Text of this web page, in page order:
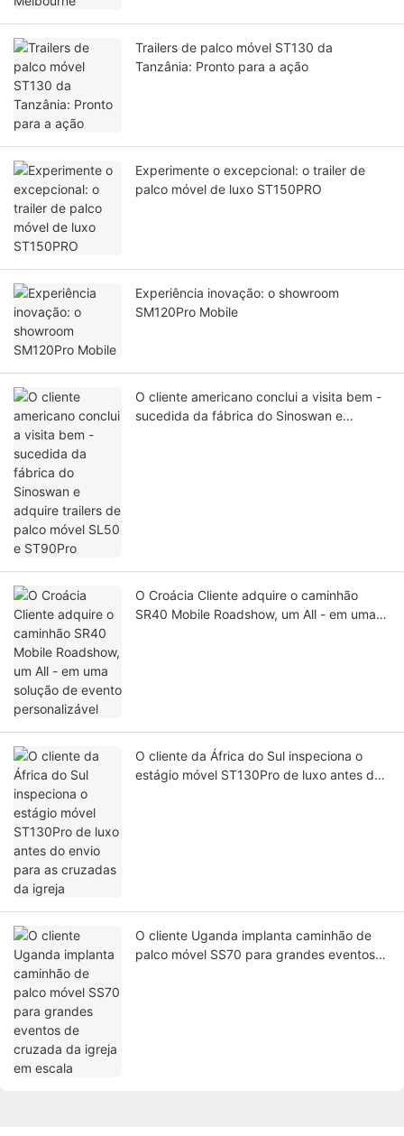
Trailers de palco móvel ST130 da
Tanzânia: Pronto para a ação
Experimente o excepcional: o trailer de
palco móvel de luxo ST150PRO
Experiência inovação: o showroom
SM120Pro Mobile
O cliente americano conclui a visita bem -
sucedida da fábrica do Sinoswan e
O Croácia Cliente adquire o caminhão
SR40 Mobile Roadshow, um All - em uma
O cliente da África do Sul inspeciona o
estágio móvel ST130Pro de luxo antes do
O cliente Uganda implanta caminhão de
palco móvel SS70 para grandes eventos